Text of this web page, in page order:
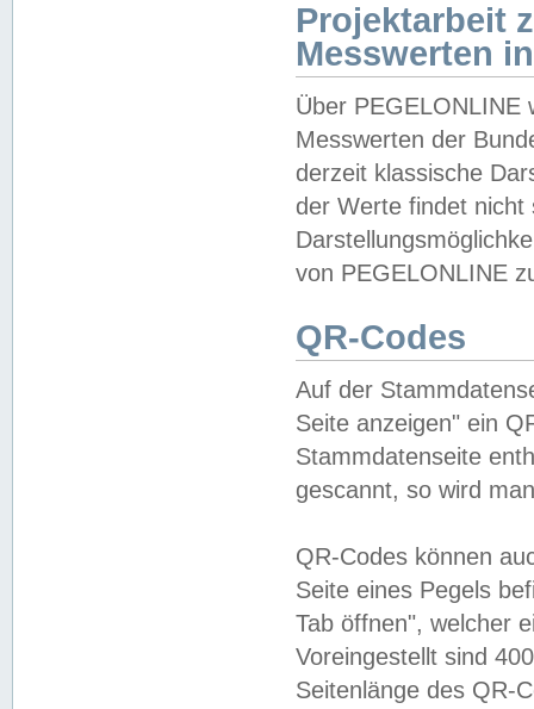
Projektarbeit
Messwerten
Über PEGELONLINE
Messwerten der
derzeit klassische
der Werte findet
von PEGELONLINE
QR-Codes
Auf der
Seite anzeigen" ein
Stammdatenseite
gescannt, so wird
QR-Codes können
Seite eines Pegels
Tab öffnen", welcher
Voreingestellt sind
Seitenlänge des QR-